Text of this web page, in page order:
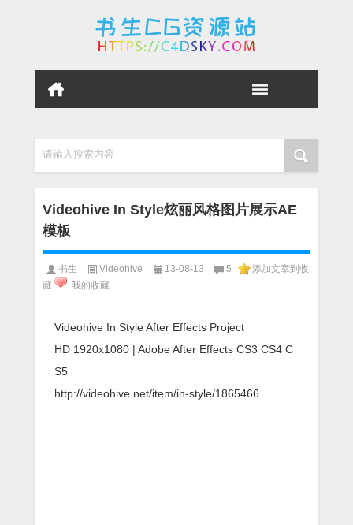
请输入搜索内容
Videohive In Style炫丽风格图片展示AE
模板
书生 Videohive 13-08-13 5
添加文章到收
藏
我的收藏
Videohive In Style After Effects Project
HD 1920x1080 | Adobe After Effects CS3 CS4 C
S5
http://videohive.net/item/in-style/1865466